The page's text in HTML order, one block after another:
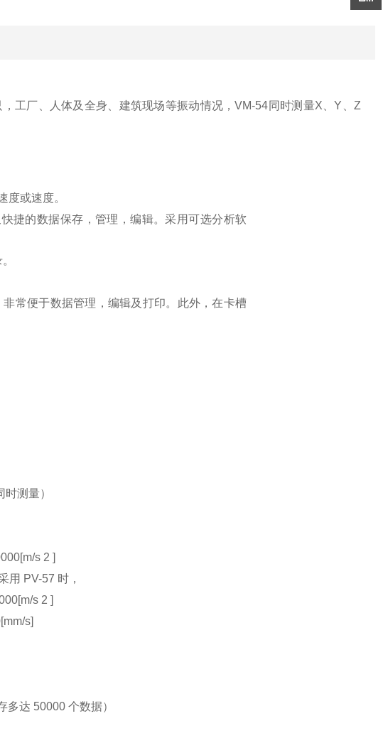
工厂、人体及全身、建筑现场等振动情况，VM-54同时测量X、Y、Z
度或速度。
捷的数据保存，管理，编辑。采用可选分析软
常便于数据管理，编辑及打印。此外，在卡槽
时测量）
s 2 ]
用 PV-57 时，
s 2 ]
s]
多达 50000 个数据）